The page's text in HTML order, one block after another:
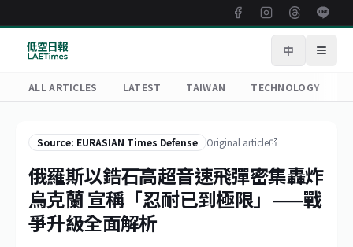
中 Open
ALL ARTICLES LATEST TAIWAN TECHNOLOGY
Source: EURASIAN Times Defense Original article
俄羅斯以鋯石高超音速飛彈密集轟炸
烏克蘭 宣稱「忍耐已到極限」——戰
爭升級全面解析